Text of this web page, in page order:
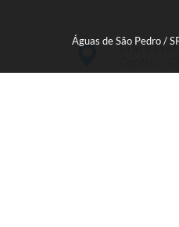
Águas de São Pedro /
Praça